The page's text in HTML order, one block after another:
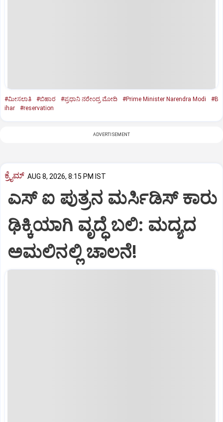
#ಮೀಸಲಾತಿ #ಬಿಹಾರ #ಪ್ರಧಾನಿ ನರೇಂದ್ರ ಮೋದಿ #Prime Minister Narendra Modi
#B
ihar
#reservation
ADVERTISEMENT
ಕ್ರೈಮ್ AUG 8, 2026, 8:15 PM IST
ಎಸ್ ಐ ಪುತ್ರನ ಮರ್ಸಿಡಿಸ್‌ ಕಾರು
ಢಿಕ್ಕಿಯಾಗಿ ವೃದ್ಧೆ ಬಲಿ: ಮದ್ಯದ
ಅಮಲಿನಲ್ಲಿ ಚಾಲನೆ!